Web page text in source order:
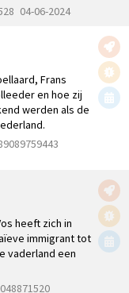
04-06-2024
Frans
en hoe zij
werden als de
heeft zich in
immigrant tot
vaderland een